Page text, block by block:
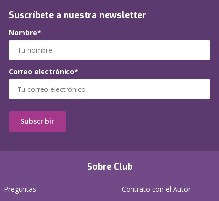
Sobre Club
Preguntas
Contrato con el Autor
Suscríbete a nuestra newsletter
Nombre*
Correo electrónico*
Subscribir